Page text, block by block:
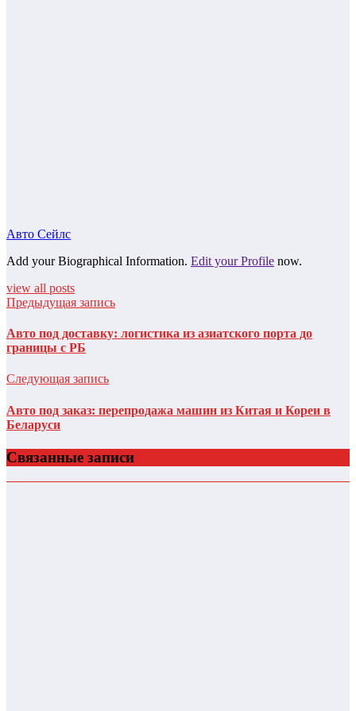
Авто Сейлс
Add your Biographical Information. Edit your Profile now.
view all posts
Предыдущая запись
Авто под доставку: логистика из азиатского порта до
границы с РБ
Следующая запись
Авто под заказ: перепродажа машин из Китая и Кореи в
Беларуси
Связанные записи